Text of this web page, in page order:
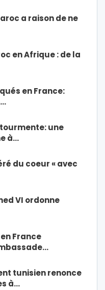
a raison de ne
en Afrique : de la
en France:
une
à…
du coeur « avec
VI ordonne
France
tunisien renonce
à…